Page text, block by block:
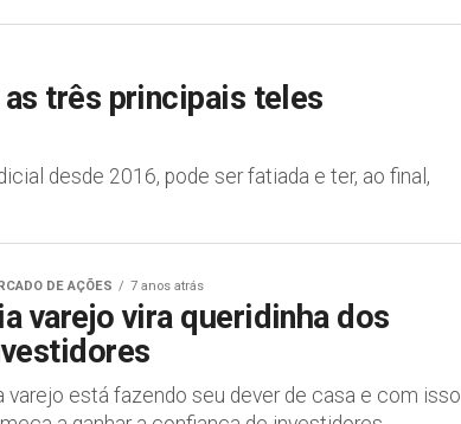
três principais teles
desde 2016, pode ser fatiada e ter, ao final,
DE AÇÕES 7 anos atrás
varejo vira queridinha dos
varejo está fazendo seu dever de casa e com isso